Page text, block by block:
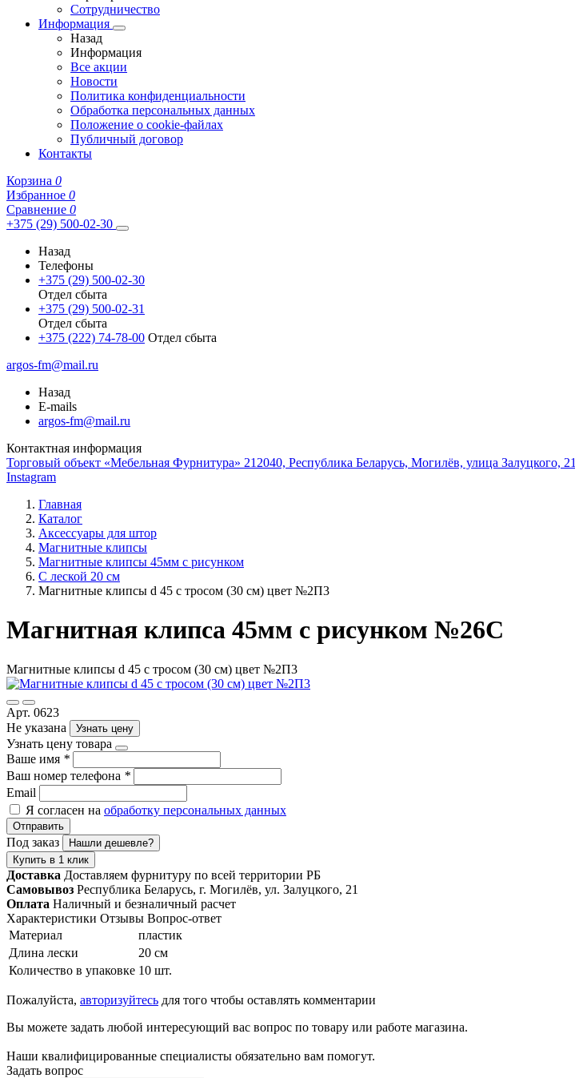
Сотрудничество
Информация
Назад
Информация
Все акции
Новости
Политика конфиденциальности
Обработка персональных данных
Положение о cookie-файлах
Публичный договор
Контакты
Корзина 0
Избранное 0
Сравнение 0
+375 (29) 500-02-30
Назад
Телефоны
+375 (29) 500-02-30
Отдел сбыта
+375 (29) 500-02-31
Отдел сбыта
+375 (222) 74-78-00 Отдел сбыта
argos-fm@mail.ru
Назад
E-mails
argos-fm@mail.ru
Контактная информация
Торговый объект «Мебельная Фурнитура» 212040, Республика Беларусь, Могилёв, улица Залуцкого, 21
Instagram
Главная
Каталог
Аксессуары для штор
Магнитные клипсы
Магнитные клипсы 45мм с рисунком
С леской 20 см
Магнитные клипсы d 45 с тросом (30 см) цвет №2П3
Магнитная клипса 45мм с рисунком №26С
Магнитные клипсы d 45 с тросом (30 см) цвет №2П3
Арт. 0623
Не указана
Узнать цену
Узнать цену товара
Ваше имя *
Ваш номер телефона *
Email
Я согласен на обработку персональных данных
Отправить
Под заказ
Нашли дешевле?
Купить в 1 клик
Доставка Доставляем фурнитуру по всей территории РБ
Самовывоз Республика Беларусь, г. Могилёв, ул. Залуцкого, 21
Оплата Наличный и безналичный расчет
Характеристики Отзывы Вопрос-ответ
Материал
пластик
Длина лески
20 см
Количество в упаковке 10 шт.
Пожалуйста, авторизуйтесь для того чтобы оставлять комментарии
Вы можете задать любой интересующий вас вопрос по товару или работе магазина.
Наши квалифицированные специалисты обязательно вам помогут.
Задать вопрос